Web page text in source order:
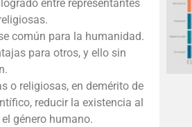
entre representantes
común para la humanidad.
para otros, y ello sin
o religiosas, en demérito de
reducir la existencia al
género humano.